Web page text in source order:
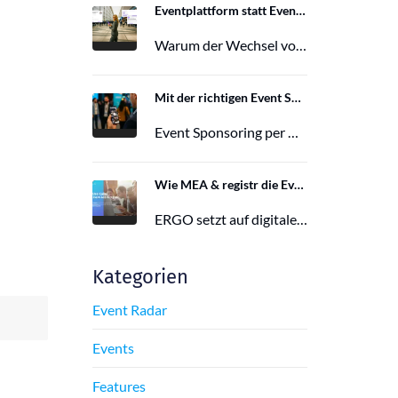
Eventplattform statt Event App: Der Wechsel von der Mobile Event App zu Polario
Warum der Wechsel von der Mobile Event App zu Polario erfolgt und wie Polario als moderne Eventplattform klassische Event Apps…
Mit der richtigen Event Sponsoring App zu mehr Reichweite, Leads und Wirkung
Event Sponsoring per App: messbar, flexibel und interaktiv. Jetzt mehr Sichtbarkeit und Wirkung für dein Event sichern.
Wie MEA & registr die Eventorganisation von 120 ERGO-Events pro Jahr optimieren
ERGO setzt auf digitale Eventorganisation mit MEA & registr. Effizient, nachhaltig und interaktiv – so gelingt moderne Eventplanung.
Kategorien
Event Radar
Events
Features